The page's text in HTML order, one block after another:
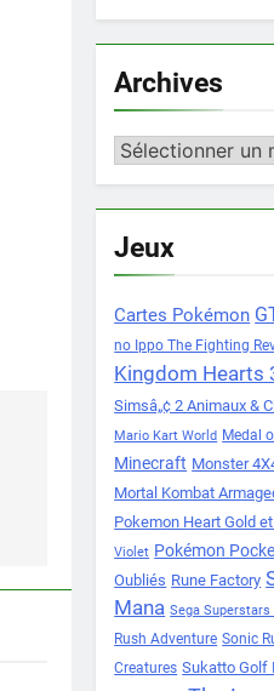
Archives
Archives
Jeux
Cartes Pokémon
no Ippo The Fighting
Kingdom Hearts
Simsâ„¢ 2 Animaux &
Mario Kart World Medal
Minecraft Monster
Mortal Kombat
Pokemon Heart Gold
Violet Pokémon
Oubliés Rune Factory
Mana Sega Superstars
Rush Adventure Sonic
Creatures Sukatto Golf